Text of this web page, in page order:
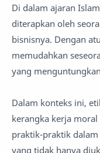
Di dalam ajaran
diterapkan oleh
bisnisnya. Dengan
memudahkan
yang
Dalam konteks ini,
kerangka kerja
praktik-praktik
yang tidak hanya